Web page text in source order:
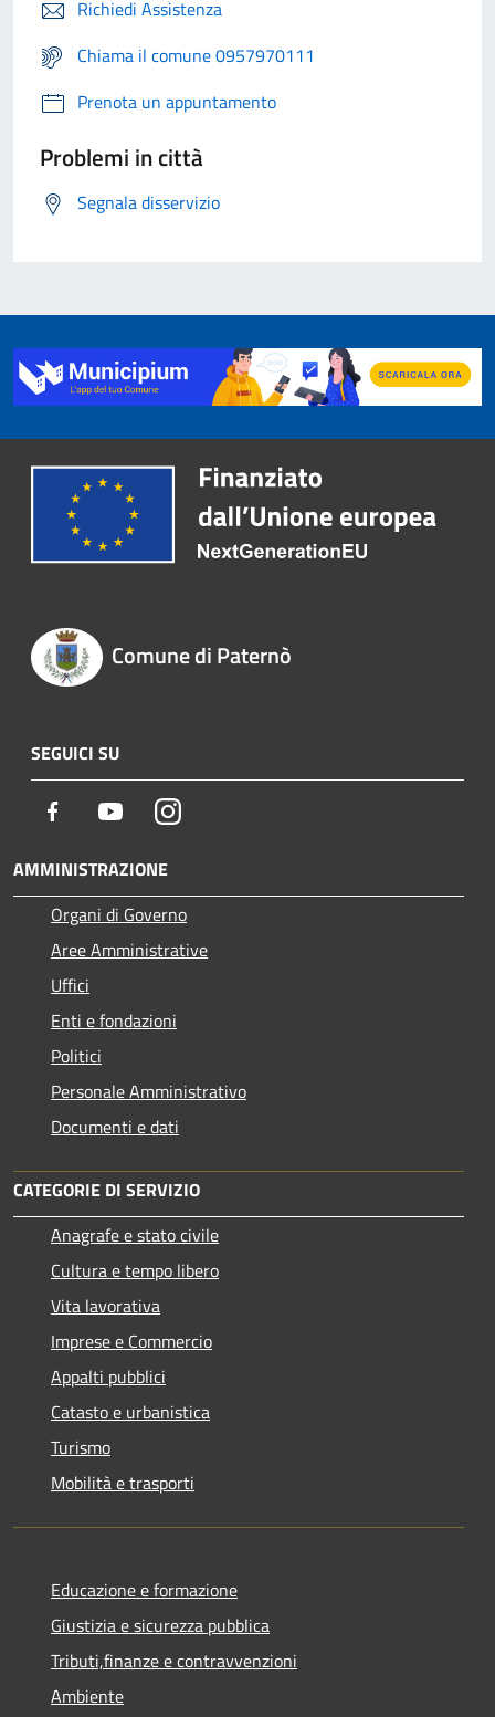
Richiedi Assistenza
Chiama il comune 0957970111
Prenota un appuntamento
Problemi in città
Segnala disservizio
Comune di Paternò
SEGUICI SU
Facebook YoutubeInstagram
AMMINISTRAZIONE
Organi di Governo
Aree Amministrative
Uffici
Enti e fondazioni
Politici
Personale Amministrativo
Documenti e dati
CATEGORIE DI SERVIZIO
Anagrafe e stato civile
Cultura e tempo libero
Vita lavorativa
Imprese e Commercio
Appalti pubblici
Catasto e urbanistica
Turismo
Mobilità e trasporti
Educazione e formazione
Giustizia e sicurezza pubblica
Tributi,finanze e contravvenzioni
Ambiente